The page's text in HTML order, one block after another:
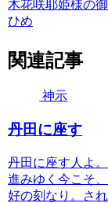
木花咲耶姫様の
ひめ
関連記事
神示
丹田に座す
丹田に座す人よ
進みゆく今こそ
好の刻なり。さ